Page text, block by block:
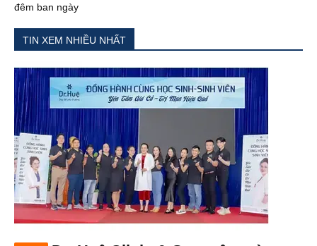
đêm ban ngày
TIN XEM NHIỀU NHẤT